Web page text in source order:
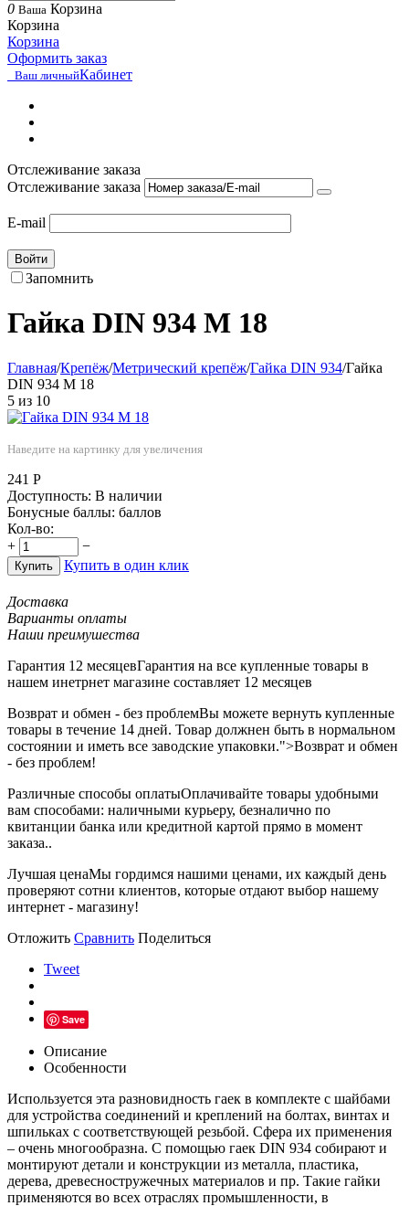
0 Ваша Корзина
Корзина
Корзина
Оформить заказ
Ваш личныйКабинет
Отслеживание заказа
Отслеживание заказа
E-mail
Войти
Запомнить
Гайка DIN 934 М 18
Главная/Крепёж/Метрический крепёж/Гайка DIN 934/Гайка
DIN 934 М 18
5 из 10
Наведите на картинку для увеличения
241 Р
Доступность: В наличии
Бонусные баллы: баллов
Кол-во:
+
−
Купить Купить в один клик
Доставка
Варианты оплаты
Наши преимушества
Гарантия 12 месяцевГарантия на все купленные товары в
нашем инетрнет магазине составляет 12 месяцев
Возврат и обмен - без проблемВы можете вернуть купленные
товары в течение 14 дней. Товар должнен быть в нормальном
состоянии и иметь все заводские упаковки.">Возврат и обмен
- без проблем!
Различные способы оплатыОплачивайте товары удобными
вам способами: наличными курьеру, безналично по
квитанции банка или кредитной картой прямо в момент
заказа..
Лучшая ценаМы гордимся нашими ценами, их каждый день
проверяют сотни клиентов, которые отдают выбор нашему
интернет - магазину!
Отложить Сравнить Поделиться
Tweet
Save
Описание
Особенности
Используется эта разновидность гаек в комплекте с шайбами
для устройства соединений и креплений на болтах, винтах и
шпильках с соответствующей резьбой. Сфера их применения
– очень многообразна. С помощью гаек DIN 934 собирают и
монтируют детали и конструкции из металла, пластика,
дерева, древесностружечных материалов и пр. Такие гайки
применяются во всех отраслях промышленности, в